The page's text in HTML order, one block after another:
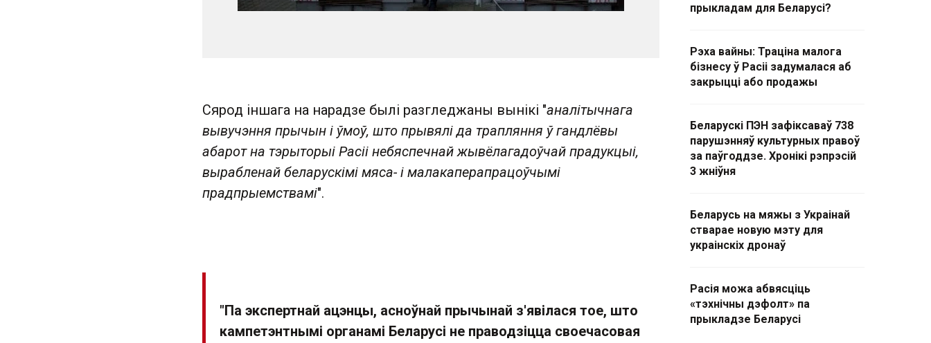
Сярод іншага на нарадзе былі разгледжаны вынікі "аналітычнага
вывучэння прычын і ўмоў, што прывялі да трапляння ў гандлёвы
абарот на тэрыторыі Расіі небяспечнай жывёлагадоўчай прадукцыі,
вырабленай беларускімі мяса- і малакаперапрацоўчымі
прадпрыемствамі".
"Па экспертнай ацэнцы, асноўнай прычынай з'явілася тое, што
кампетэнтнымі органамі Беларусі не праводзіцца своечасовая
прыкладам для Беларусі?
Рэха вайны: Траціна малога
бізнесу ў Расіі задумалася аб
закрыцці або продажы
Беларускі ПЭН зафіксаваў 738
парушэнняў культурных правоў
за паўгоддзе. Хронікі рэпрэсій
3 жніўня
Беларусь на мяжы з Украінай
стварае новую мэту для
украінскіх дронаў
Расія можа абвясціць
«тэхнічны дэфолт» па
прыкладзе Беларусі